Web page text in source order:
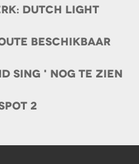
Dutch Light
beschikbaar
Sing ' nog te zien
2